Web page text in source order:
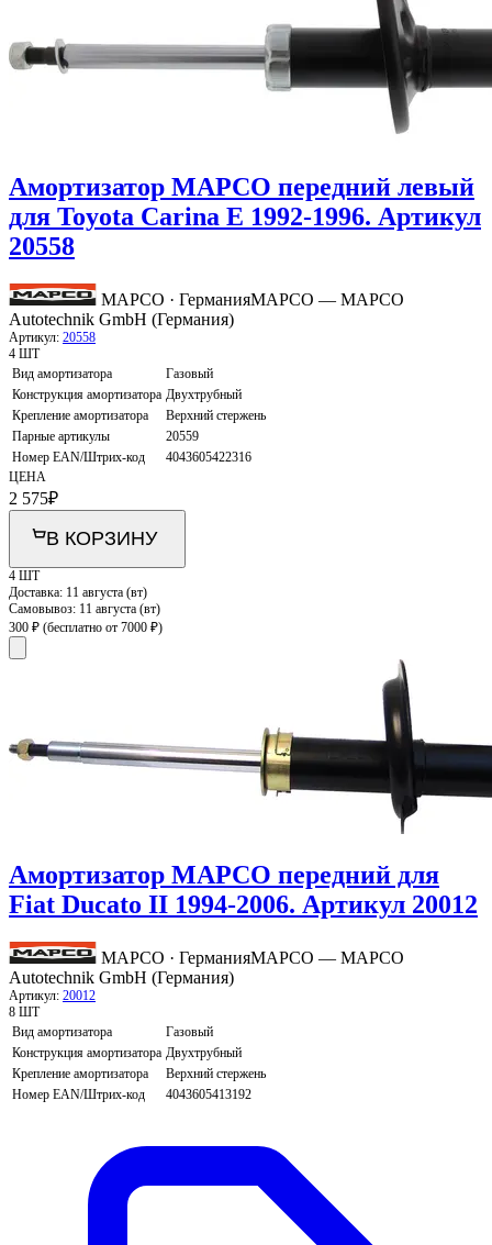
Амортизатор MAPCO передний левый
для Toyota Carina E 1992-1996. Артикул
20558
MAPCO · ГерманияMAPCO — MAPCO
Autotechnik GmbH (Германия)
Артикул: 20558
4 ШТ
Вид амортизатора
Газовый
Конструкция амортизатора Двухтрубный
Крепление амортизатора
Верхний стержень
Парные артикулы
20559
Номер EAN/Штрих-код
4043605422316
ЦЕНА
2 575₽
В КОРЗИНУ
4 ШТ
Доставка: 11 августа (вт)
Самовывоз: 11 августа (вт)
300 ₽ (бесплатно от 7000 ₽)
Амортизатор MAPCO передний для
Fiat Ducato II 1994-2006. Артикул 20012
MAPCO · ГерманияMAPCO — MAPCO
Autotechnik GmbH (Германия)
Артикул: 20012
8 ШТ
Вид амортизатора
Газовый
Конструкция амортизатора Двухтрубный
Крепление амортизатора
Верхний стержень
Номер EAN/Штрих-код
4043605413192